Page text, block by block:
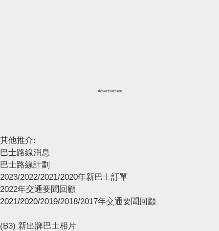
Advertisement
其他推介:
巴士路線消息
巴士路線計劃
2023/2022/2021/2020年新巴士訂單
2022年交通要聞回顧
2021/2020/2019/2018/2017年交通要聞回顧
(B3) 新出牌巴士相片